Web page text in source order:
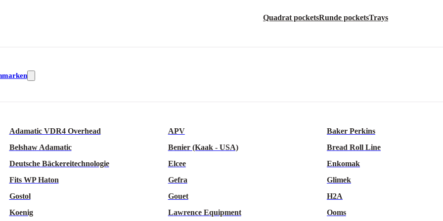
Quadrat pocketsRunde pocketsTrays
Adamatic VDR4 Overhead APV
Baker Perkins
Belshaw Adamatic
Benier (Kaak - USA)
Bread Roll Line
Deutsche Bäckereitechnologie
Elcee
Enkomak
Fits WP Haton
Gefra
Glimek
Gostol
Gouet
H2A
Koenig
Lawrence Equipment
Ooms